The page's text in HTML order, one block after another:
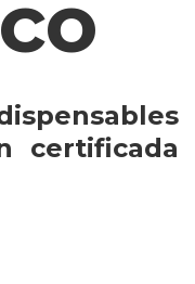
certificada